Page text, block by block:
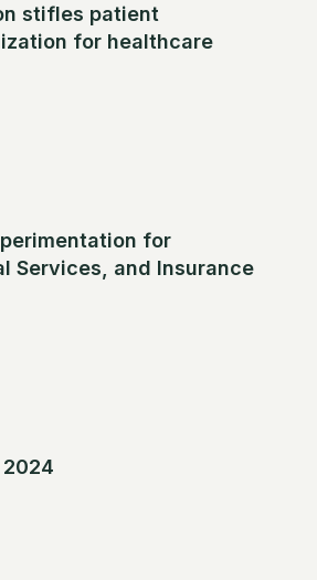
stifles patient
for healthcare
for
Services, and Insurance